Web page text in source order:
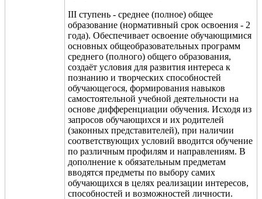
III ступень - среднее (полное) общее
образование (нормативный срок освоения - 2
года). Обеспечивает освоение обучающимися
основных общеобразовательных программ
среднего (полного) общего образования,
создаёт условия для развития интереса к
познанию и творческих способностей
обучающегося, формирования навыков
самостоятельной учебной деятельности на
основе дифференциации обучения. Исходя из
запросов обучающихся и их родителей
(законных представителей), при наличии
соответствующих условий вводится обучение
по различным профилям и направлениям. В
дополнение к обязательным предметам
вводятся предметы по выбору самих
обучающихся в целях реализации интересов,
способностей и возможностей личности.